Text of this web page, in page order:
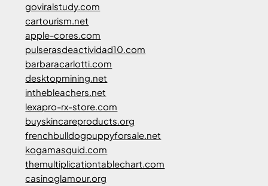
goviralstudy.com
cartourism.net
apple-cores.com
pulserasdeactividad10.com
barbaracarlotti.com
desktopmining.net
inthebleachers.net
lexapro-rx-store.com
buyskincareproducts.org
frenchbulldogpuppyforsale.net
kogamasquid.com
themultiplicationtablechart.com
casinoglamour.org